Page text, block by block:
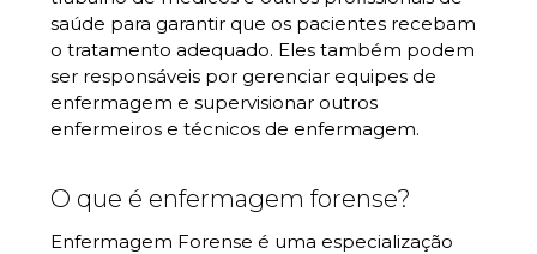
saúde para garantir que os pacientes recebam
o tratamento adequado. Eles também podem
ser responsáveis por gerenciar equipes de
enfermagem e supervisionar outros
enfermeiros e técnicos de enfermagem.
O que é enfermagem forense?
Enfermagem Forense é uma especialização